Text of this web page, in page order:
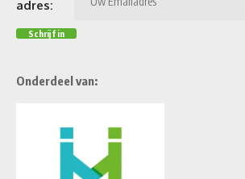
adres:
Onderdeel van: